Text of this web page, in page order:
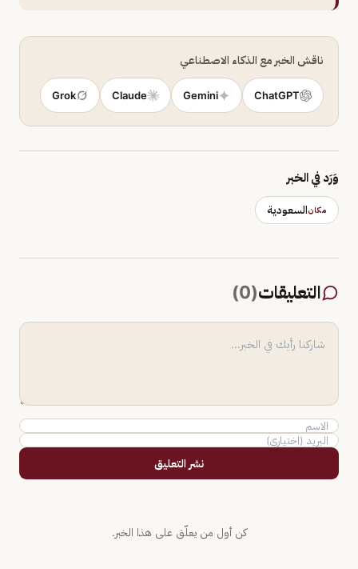
ناقش الخبر مع الذكاء الاصطناعي
ChatGPT
Gemini
Claude
Grok
وَرَد في الخبر
مكانالسعودية
التعليقات(
0
)
نشر التعليق
كن أول من يعلّق على هذا الخبر.